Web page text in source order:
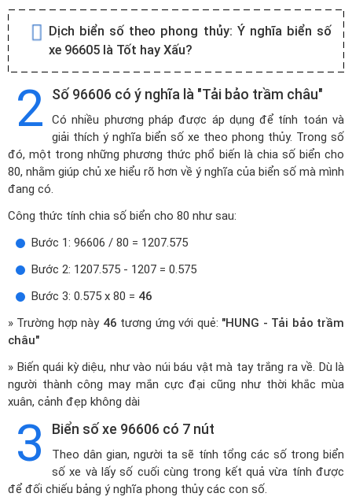
Dịch biển số theo phong thủy: Ý nghĩa biển số
xe 96605 là Tốt hay Xấu?
2 Số 96606 có ý nghĩa là "Tải bảo trầm châu"
Có nhiều phương pháp được áp dụng để tính toán và
giải thích ý nghĩa biển số xe theo phong thủy. Trong số
đó, một trong những phương thức phổ biến là chia số biển cho
80, nhằm giúp chủ xe hiểu rõ hơn về ý nghĩa của biển số mà mình
đang có.
Công thức tính chia số biển cho 80 như sau:
Bước 1: 96606 / 80 = 1207.575
Bước 2: 1207.575 - 1207 = 0.575
Bước 3: 0.575 x 80 = 46
» Trường hợp này 46 tương ứng với quẻ: "HUNG - Tải bảo trầm
châu"
» Biến quái kỳ diệu, như vào núi báu vật mà tay trắng ra về. Dù là
người thành công may mắn cực đại cũng như thời khắc mùa
xuân, cảnh đẹp không dài
3 Biển số xe 96606 có 7 nút
Theo dân gian, người ta sẽ tính tổng các số trong biển
số xe và lấy số cuối cùng trong kết quả vừa tính được
để đối chiếu bảng ý nghĩa phong thủy các con số.